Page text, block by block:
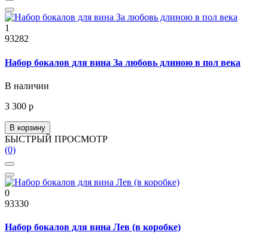
1
93282
Набор бокалов для вина За любовь длиною в пол века
В наличии
3 300 р
В корзину
БЫСТРЫЙ ПРОСМОТР
(0)
0
93330
Набор бокалов для вина Лев (в коробке)